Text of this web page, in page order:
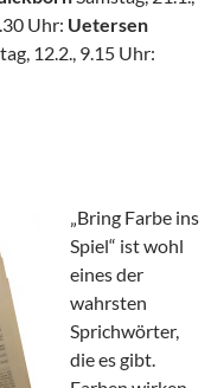
Uhr: Uetersen
12.2., 9.15 Uhr:
„Bring Farbe ins
Spiel“ ist wohl
eines der
wahrsten
Sprichwörter,
die es gibt.